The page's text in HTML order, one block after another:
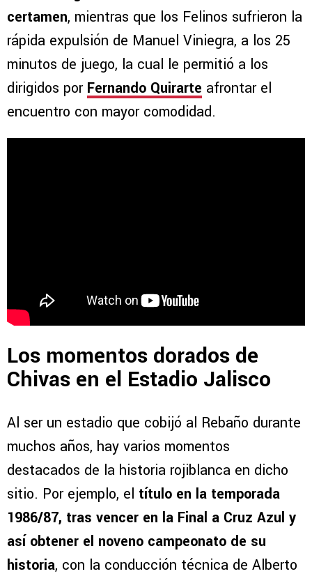
certamen, mientras que los Felinos sufrieron la
rápida expulsión de Manuel Viniegra, a los 25
minutos de juego, la cual le permitió a los
dirigidos por Fernando Quirarte afrontar el
encuentro con mayor comodidad.
Los momentos dorados de
Chivas en el Estadio Jalisco
Al ser un estadio que cobijó al Rebaño durante
muchos años, hay varios momentos
destacados de la historia rojiblanca en dicho
sitio. Por ejemplo, el título en la temporada
1986/87, tras vencer en la Final a Cruz Azul y
así obtener el noveno campeonato de su
historia, con la conducción técnica de Alberto